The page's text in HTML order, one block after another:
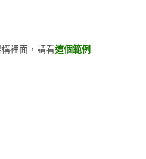
裡面，請看這個範例